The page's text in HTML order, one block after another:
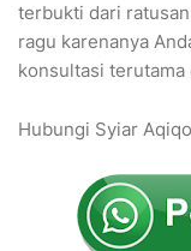
terbukti dari
ragu karenanya
konsultasi terutama
Hubungi Syiar